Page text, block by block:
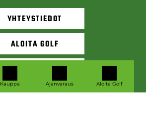
Kauppa Ajanvaraus Aloita Golf
YHTEYSTIEDOT
ALOITA GOLF
VARAA LÄHTÖAIKA